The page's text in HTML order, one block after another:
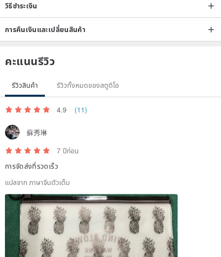
Origin / manufacturing methods
วิธีชำระเงิน
การคืนเงินและเปลี่ยนสินค้า
คะแนนรีวิว
รีวิวสินค้า รีวิวทั้งหมดของสตูดิโอ
4.9 (11)
蘇秀琳
7 ปีก่อน
การจัดส่งที่รวดเร็ว
แปลจาก ภาษาจีนตัวเต็ม